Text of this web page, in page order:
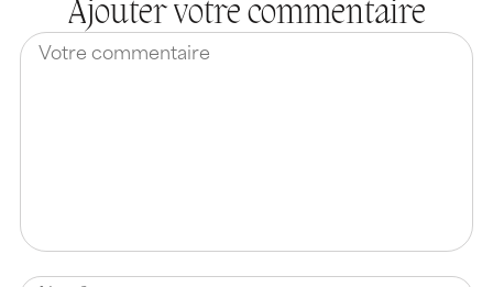
Ajouter votre commentaire